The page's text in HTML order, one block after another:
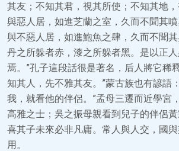
其友；不知其君，視其所使；不知其地，
與惡人居，如進芝蘭之室，久而不聞其噴
與不惡人居，如進鮑魚之肆，久而不聞其
丹之所躲者赤，漆之所躲者黑。是以正
焉。”孔子這段話很是著名，后人將它稀
知其人，先不雅其友。”蒙古族也有諺語
我，就看他的伴侶。”孟母三遷而近學宮
高雅之士；吳之振母親看到兒子的伴侶
喜其子未來必非凡庸。常人與人交，國
用。